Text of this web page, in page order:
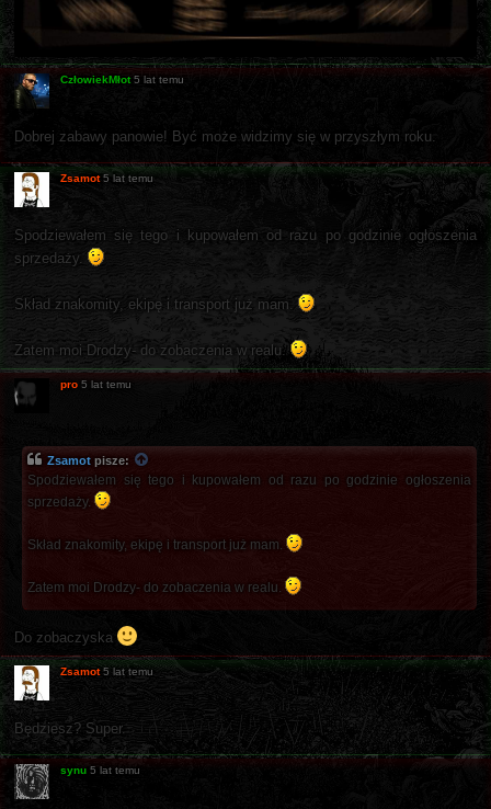
CzłowiekMłot 5 lat temu
Dobrej zabawy panowie! Być może widzimy się w przyszłym roku.
Zsamot 5 lat temu
Spodziewałem się tego i kupowałem od razu po godzinie ogłoszenia
sprzedaży.
Skład znakomity, ekipę i transport już mam.
Zatem moi Drodzy- do zobaczenia w realu.
pro 5 lat temu
Zsamot pisze:
Spodziewałem się tego i kupowałem od razu po godzinie ogłoszenia
sprzedaży.
Skład znakomity, ekipę i transport już mam.
Zatem moi Drodzy- do zobaczenia w realu.
Do zobaczyska
Zsamot 5 lat temu
Będziesz? Super.
synu 5 lat temu